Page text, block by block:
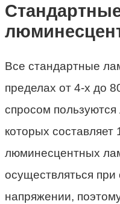
Все стандартные
пределах от 4-х до
спросом
которых составляет
люминесцентных
осуществляться
напряжении,